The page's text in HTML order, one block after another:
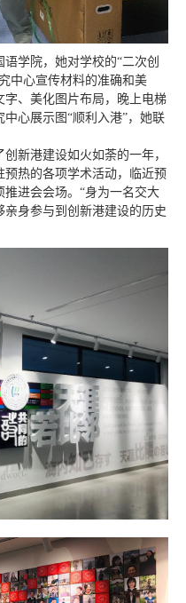
学院，她对学校的“二次创
中心宣传材料的准确和美
、美化图片布局，晚上电梯
心展示图“顺利入港”，她联
新港建设如火如荼的一年，
热的各项学术活动，临近预
进会会场。“身为一名交大
身参与到创新港建设的历史